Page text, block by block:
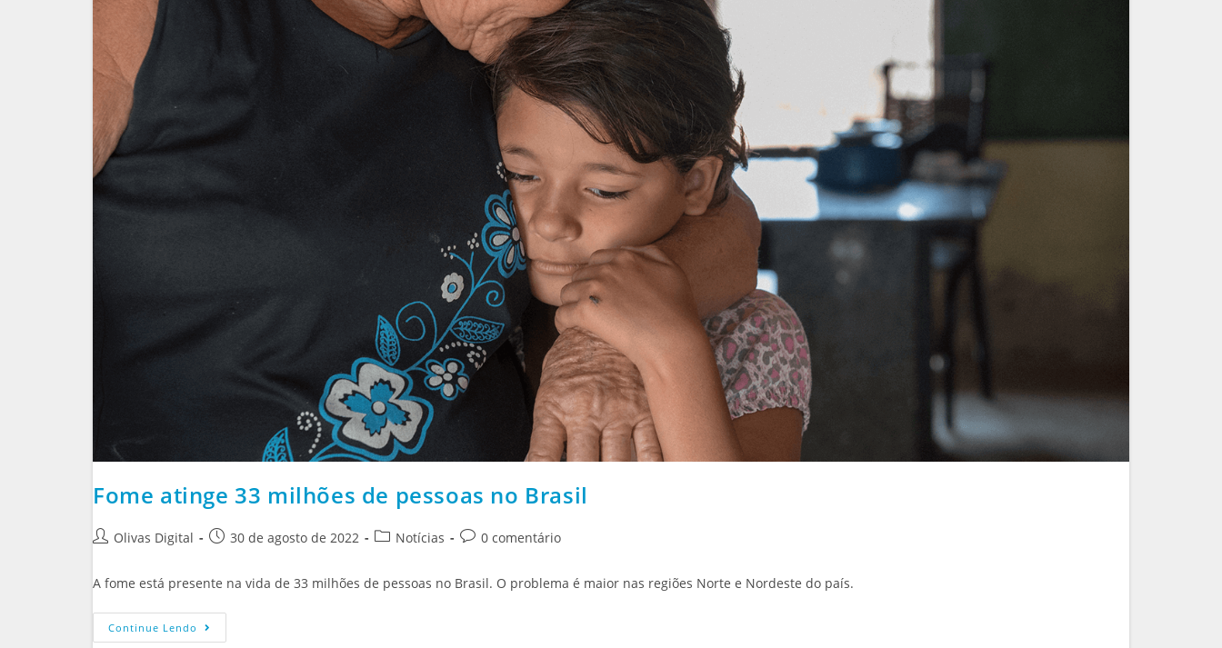
Fome atinge 33 milhões de pessoas no Brasil
Olivas Digital 30 de agosto de 2022 Notícias 0 comentário
A fome está presente na vida de 33 milhões de pessoas no Brasil. O problema é maior nas regiões Norte e Nordeste do país.
Continue Lendo